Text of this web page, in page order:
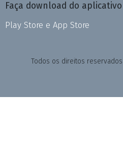
Faça download do aplicativo
Play Store e App Store
Todos os direitos